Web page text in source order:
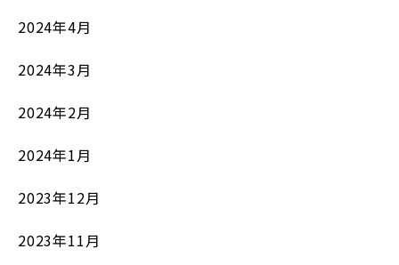
2024年4月
2024年3月
2024年2月
2024年1月
2023年12月
2023年11月